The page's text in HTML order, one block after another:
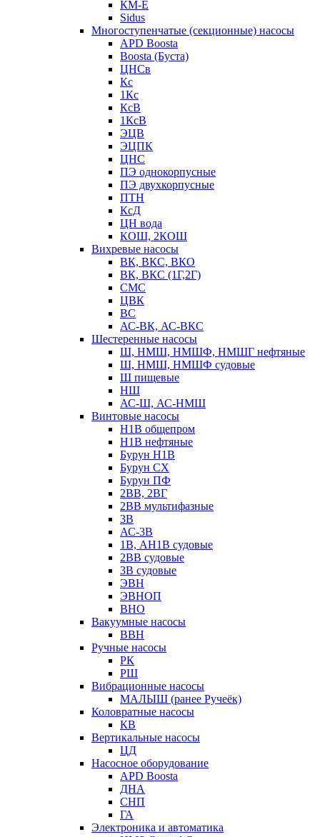
КМ-Е
Sidus
Многоступенчатые (секционные) насосы
APD Boosta
Boosta (Буста)
ЦНСв
Кс
1Кс
КсВ
1КсВ
ЭЦВ
ЭЦПК
ЦНС
ПЭ однокорпусные
ПЭ двухкорпусные
ПТН
КсД
ЦН вода
КОШ, 2КОШ
Вихревые насосы
ВК, ВКС, ВКО
ВК, ВКС (1Г,2Г)
СМС
ЦВК
ВС
АС-ВК, АС-ВКС
Шестеренные насосы
Ш, НМШ, НМШФ, НМШГ нефтяные
Ш, НМШ, НМШФ судовые
Ш пищевые
НШ
АС-Ш, АС-НМШ
Винтовые насосы
Н1В общепром
Н1В нефтяные
Бурун Н1В
Бурун СХ
Бурун ПФ
2ВВ, 2ВГ
2ВВ мультифазные
3В
АС-3В
1В, АН1В судовые
2ВВ судовые
3В судовые
ЭВН
ЭВНОП
ВНО
Вакуумные насосы
ВВН
Ручные насосы
РК
РШ
Вибрационные насосы
МАЛЫШ (ранее Ручеёк)
Коловратные насосы
КВ
Вертикальные насосы
ЦД
Насосное оборудование
APD Boosta
ДНА
СНП
ГА
Электроника и автоматика